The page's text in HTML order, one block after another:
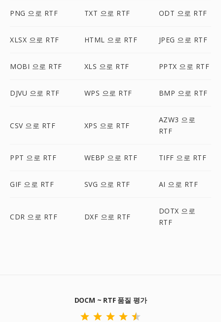
PNG 으로 RTF TXT 으로 RTF ODT 으로 RTF
XLSX 으로 RTF HTML 으로 RTF JPEG 으로 RTF
MOBI 으로 RTF XLS 으로 RTF PPTX 으로 RTF
DJVU 으로 RTF WPS 으로 RTF BMP 으로 RTF
CSV 으로 RTF XPS 으로 RTF
AZW3 으로
RTF
PPT 으로 RTF WEBP 으로 RTF TIFF 으로 RTF
GIF 으로 RTF SVG 으로 RTF AI 으로 RTF
CDR 으로 RTF DXF 으로 RTF
DOTX 으로
RTF
DOCM ~ RTF 품질 평가